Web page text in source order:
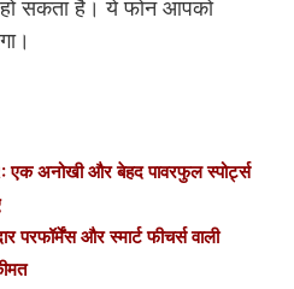
सकता है। ये फोन आपको
अनोखी और बेहद पावरफुल स्पोर्ट्स
और स्मार्ट फीचर्स वाली